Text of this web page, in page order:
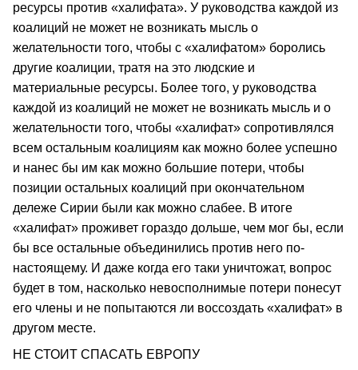
ресурсы против «халифата». У руководства каждой из
коалиций не может не возникать мысль о
желательности того, чтобы с «халифатом» боролись
другие коалиции, тратя на это людские и
материальные ресурсы. Более того, у руководства
каждой из коалиций не может не возникать мысль и о
желательности того, чтобы «халифат» сопротивлялся
всем остальным коалициям как можно более успешно
и нанес бы им как можно большие потери, чтобы
позиции остальных коалиций при окончательном
дележе Сирии были как можно слабее. В итоге
«халифат» проживет гораздо дольше, чем мог бы, если
бы все остальные объединились против него по-
настоящему. И даже когда его таки уничтожат, вопрос
будет в том, насколько невосполнимые потери понесут
его члены и не попытаются ли воссоздать «халифат» в
другом месте.
НЕ СТОИТ СПАСАТЬ ЕВРОПУ